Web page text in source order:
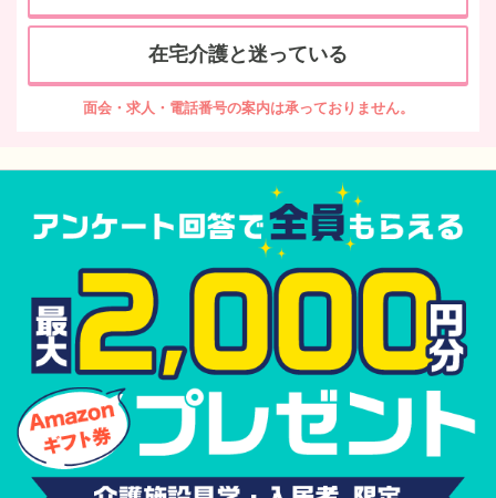
在宅介護と迷っている
面会・求人・電話番号の案内は承っておりません。